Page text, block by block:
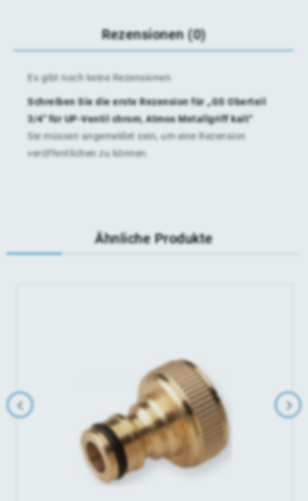
Rezensionen (0)
Es gibt noch keine Rezensionen.
Schreiben Sie die erste Rezension für „GS Oberteil
3/4″ für UP-Ventil chrom, Atmos Metallgriff kalt“
Sie müssen angemeldet sein, um eine Rezension
veröffentlichen zu können.
Ähnliche Produkte